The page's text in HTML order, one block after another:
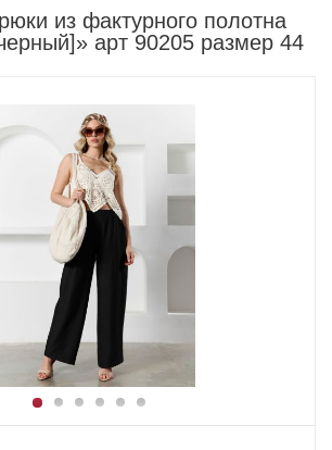
из фактурного полотна
арт 90205 размер 44